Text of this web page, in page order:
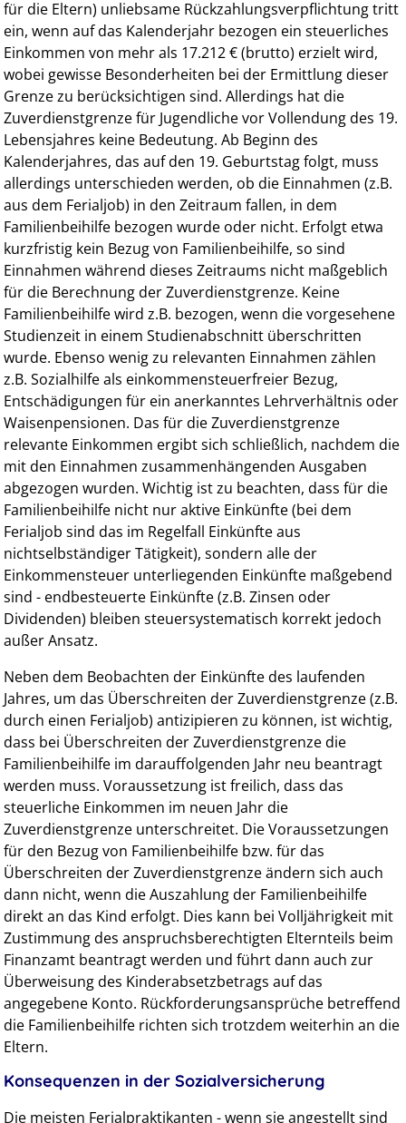
für die Eltern) unliebsame Rückzahlungsverpflichtung tritt
ein, wenn auf das Kalenderjahr bezogen ein steuerliches
Einkommen von mehr als 17.212 € (brutto) erzielt wird,
wobei gewisse Besonderheiten bei der Ermittlung dieser
Grenze zu berücksichtigen sind. Allerdings hat die
Zuverdienstgrenze für Jugendliche vor Vollendung des 19.
Lebensjahres keine Bedeutung. Ab Beginn des
Kalenderjahres, das auf den 19. Geburtstag folgt, muss
allerdings unterschieden werden, ob die Einnahmen (z.B.
aus dem Ferialjob) in den Zeitraum fallen, in dem
Familienbeihilfe bezogen wurde oder nicht. Erfolgt etwa
kurzfristig kein Bezug von Familienbeihilfe, so sind
Einnahmen während dieses Zeitraums nicht maßgeblich
für die Berechnung der Zuverdienstgrenze. Keine
Familienbeihilfe wird z.B. bezogen, wenn die vorgesehene
Studienzeit in einem Studienabschnitt überschritten
wurde. Ebenso wenig zu relevanten Einnahmen zählen
z.B. Sozialhilfe als einkommensteuerfreier Bezug,
Entschädigungen für ein anerkanntes Lehrverhältnis oder
Waisenpensionen. Das für die Zuverdienstgrenze
relevante Einkommen ergibt sich schließlich, nachdem die
mit den Einnahmen zusammenhängenden Ausgaben
abgezogen wurden. Wichtig ist zu beachten, dass für die
Familienbeihilfe nicht nur aktive Einkünfte (bei dem
Ferialjob sind das im Regelfall Einkünfte aus
nichtselbständiger Tätigkeit), sondern alle der
Einkommensteuer unterliegenden Einkünfte maßgebend
sind - endbesteuerte Einkünfte (z.B. Zinsen oder
Dividenden) bleiben steuersystematisch korrekt jedoch
außer Ansatz.
Neben dem Beobachten der Einkünfte des laufenden
Jahres, um das Überschreiten der Zuverdienstgrenze (z.B.
durch einen Ferialjob) antizipieren zu können, ist wichtig,
dass bei Überschreiten der Zuverdienstgrenze die
Familienbeihilfe im darauffolgenden Jahr neu beantragt
werden muss. Voraussetzung ist freilich, dass das
steuerliche Einkommen im neuen Jahr die
Zuverdienstgrenze unterschreitet. Die Voraussetzungen
für den Bezug von Familienbeihilfe bzw. für das
Überschreiten der Zuverdienstgrenze ändern sich auch
dann nicht, wenn die Auszahlung der Familienbeihilfe
direkt an das Kind erfolgt. Dies kann bei Volljährigkeit mit
Zustimmung des anspruchsberechtigten Elternteils beim
Finanzamt beantragt werden und führt dann auch zur
Überweisung des Kinderabsetzbetrags auf das
angegebene Konto. Rückforderungsansprüche betreffend
die Familienbeihilfe richten sich trotzdem weiterhin an die
Eltern.
Konsequenzen in der Sozialversicherung
Die meisten Ferialpraktikanten - wenn sie angestellt sind